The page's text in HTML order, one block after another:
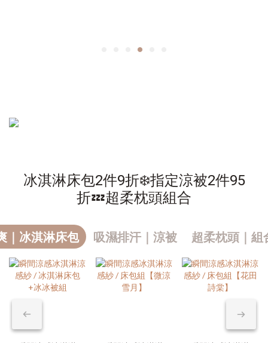
冰淇淋床包2件9折❄️指定涼被2件95
折💤超柔枕頭組合
｜冰淇淋床包 吸濕排汗｜涼被 超柔枕頭｜組